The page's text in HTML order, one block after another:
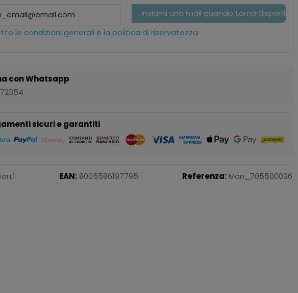
le condizioni generali e la politica di riservatezza
con Whatsapp
sicuri e garantiti
EAN: 8005586197795 Referenza: Man_705500036